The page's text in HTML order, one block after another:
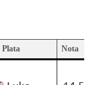
Plata Nota